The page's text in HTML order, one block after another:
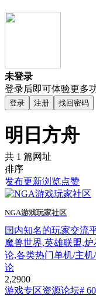
未登录
登录后即可体验更多
登录 注册 找回密码
明日方舟
共 1 篇网址
排序
发布更新浏览点赞
NGA游戏玩家社区
国内知名的玩家交流
魔兽世界,英雄联盟,
论,各类热门单机/主
论
2,2900
游戏专区资源论坛#